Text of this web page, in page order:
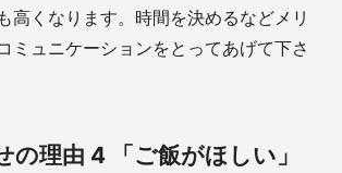
高くなります。時間を決めるなどメリ
ミュニケーションをとってあげて下さ
の理由 4 「ご飯がほしい」